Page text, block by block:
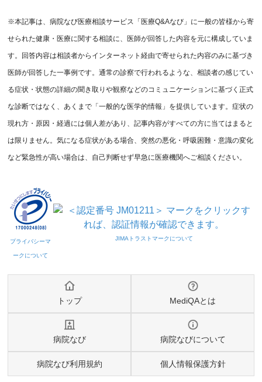
※本記事は、病院なび医療相談サービス「医療Q&Aなび」に一般の皆様から寄
せられた健康・医療に関する相談に、医師が回答した内容を元に構成していま
す。回答内容は相談者からインターネット経由で寄せられた内容のみに基づき
医師が回答した一事例です。通常の診察で行われるような、相談者の感じてい
る症状・状態の詳細の聞き取りや観察などのコミュニケーションに基づく正式
な診断ではなく、あくまで「一般的な医学的情報」を提供しています。症状の
現れ方・原因・経過には個人差があり、記事内容がすべての方に当てはまると
は限りません。気になる症状がある場合、突然の悪化・呼吸困難・意識の変化
など緊急性が高い場合は、自己判断せず早急に医療機関へご相談ください。
トップ MediQAとは
病院なび 病院なびについて
病院なび利用規約 個人情報保護方針